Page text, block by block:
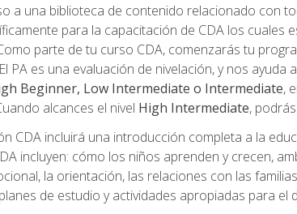
a una biblioteca de contenido relacionado con
para la capacitación de CDA los cuales
parte de tu curso CDA, comenzarás tu
PA es una evaluación de nivelación, y nos
Beginner, Low Intermediate o Intermediate,
alcances el nivel High Intermediate,
CDA incluirá una introducción completa a la
incluyen: cómo los niños aprenden y crecen,
la orientación, las relaciones con las
de estudio y actividades apropiadas para